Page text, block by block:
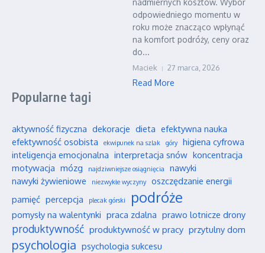
nadmiernych kosztów. Wybór
odpowiedniego momentu w
roku może znacząco wpłynąć
na komfort podróży, ceny oraz
do...
Maciek 27 marca, 2026
Read More
Popularne tagi
aktywność fizyczna dekoracje dieta efektywna nauka
efektywność osobista
ekwipunek na szlak góry
higiena cyfrowa
inteligencja emocjonalna interpretacja snów koncentracja
motywacja mózg najdziwniejsze osiągnięcia
nawyki
nawyki żywieniowe
niezwykłe wyczyny
oszczędzanie energii
pamięć percepcja plecak górski podróże
pomysły na walentynki praca zdalna prawo lotnicze drony
produktywność produktywność w pracy przytulny dom
psychologia psychologia sukcesu